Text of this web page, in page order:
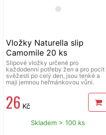
Vložky Naturella slip
Camomile 20 ks
Slipové vložky určené pro
každodenní potřeby žen a pro pocit
svěžesti po celý den, jsou tenké a
mají jemnou heřmánkovou vůni.
26 Kč
Skladem > 100 ks